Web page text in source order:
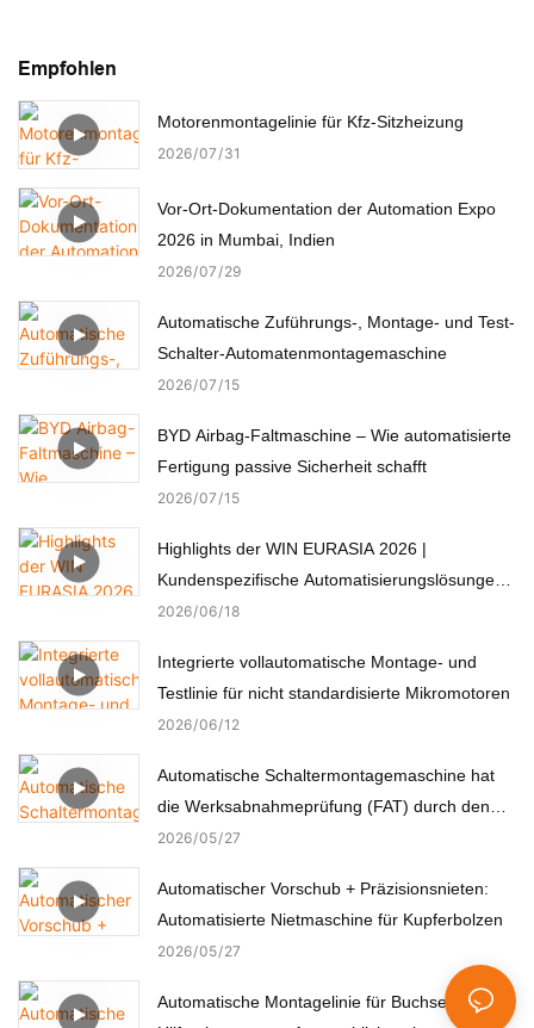
Empfohlen
Motorenmontagelinie für Kfz-Sitzheizung
2026 07 31
Vor-Ort-Dokumentation der Automation Expo
2026 in Mumbai, Indien
2026 07 29
Automatische Zuführungs-, Montage- und Test-
Schalter-Automatenmontagemaschine
2026 07 15
BYD Airbag-Faltmaschine – Wie automatisierte
Fertigung passive Sicherheit schafft
2026 07 15
Highlights der WIN EURASIA 2026 |
Kundenspezifische Automatisierungslösungen
für Elektronik, Automobil, Medizin und Motoren
2026 06 18
Integrierte vollautomatische Montage- und
Testlinie für nicht standardisierte Mikromotoren
2026 06 12
Automatische Schaltermontagemaschine hat
die Werksabnahmeprüfung (FAT) durch den
türkischen Kunden erfolgreich bestanden.
2026 05 27
Automatischer Vorschub + Präzisionsnieten:
Automatisierte Nietmaschine für Kupferbolzen
2026 05 27
Automatische Montagelinie für Buchsen des